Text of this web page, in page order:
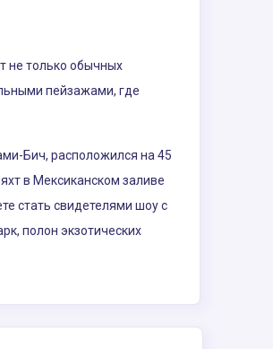
не только обычных
пейзажами, где
Бич, расположился на 45
в Мексиканском заливе
стать свидетелями шоу с
полон экзотических